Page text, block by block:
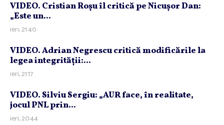
VIDEO. Cristian Roşu îl critică pe Nicuşor Dan:
„Este un...
ieri, 21:40
VIDEO. Adrian Negrescu critică modificările la
legea integrităţii:...
ieri, 21:17
VIDEO. Silviu Sergiu: „AUR face, în realitate,
jocul PNL prin...
ieri, 20:44